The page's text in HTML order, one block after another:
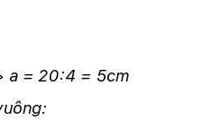
a = 20:4 = 5cm